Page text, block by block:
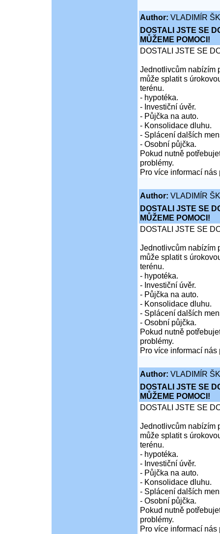
Author: VLADIMÍR
DOSTALI JSTE SE
MŮŽEME POMOCI!
DOSTALI JSTE SE
Jednotlivcům nabízím
může splatit s
terénu.
- hypotéka.
- Investiční úvěr.
- Půjčka na auto.
- Konsolidace dluhu.
- Splácení dalších
- Osobní půjčka.
Pokud nutně
problémy.
Pro více informací nás
Author: VLADIMÍR
DOSTALI JSTE SE
MŮŽEME POMOCI!
DOSTALI JSTE SE
Jednotlivcům nabízím
může splatit s
terénu.
- hypotéka.
- Investiční úvěr.
- Půjčka na auto.
- Konsolidace dluhu.
- Splácení dalších
- Osobní půjčka.
Pokud nutně
problémy.
Pro více informací nás
Author: VLADIMÍR
DOSTALI JSTE SE
MŮŽEME POMOCI!
DOSTALI JSTE SE
Jednotlivcům nabízím
může splatit s
terénu.
- hypotéka.
- Investiční úvěr.
- Půjčka na auto.
- Konsolidace dluhu.
- Splácení dalších
- Osobní půjčka.
Pokud nutně
problémy.
Pro více informací nás